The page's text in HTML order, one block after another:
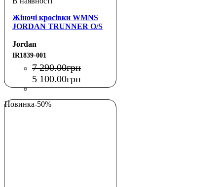
Жіночі кросівки WMNS
JORDAN TRUNNER O/S
Jordan
IR1839-001
7 290.00грн
5 100.00грн
Новинка-50%